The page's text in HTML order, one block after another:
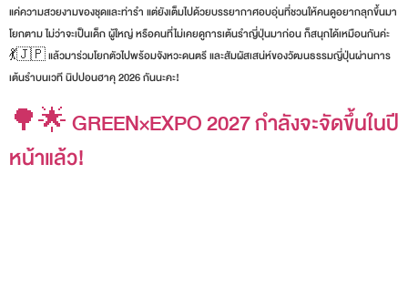
แค่ความสวยงามของชุดและท่ารำ แต่ยังเต็มไปด้วยบรรยากาศอบอุ่นที่ชวนให้คนดูอยากลุกขึ้นมา
โยกตาม ไม่ว่าจะเป็นเด็ก ผู้ใหญ่ หรือคนที่ไม่เคยดูการเต้นรำญี่ปุ่นมาก่อน ก็สนุกได้เหมือนกันค่ะ
💃🇯🇵 แล้วมาร่วมโยกตัวไปพร้อมจังหวะดนตรี และสัมผัสเสน่ห์ของวัฒนธรรมญี่ปุ่นผ่านการ
เต้นรำบนเวที นิปปอนฮาคุ 2026 กันนะคะ!
🌳🌟 GREEN×EXPO 2027 กำลังจะจัดขึ้นในปี
หน้าแล้ว!